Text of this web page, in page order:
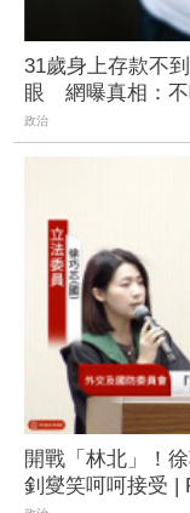
31歲身上存款不
眼 網曝真相：不
政治
開戰「林北」！
釗燮笑呵呵接受 |